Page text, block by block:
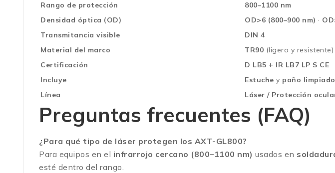
Rango de protección
800–1100 nm
Densidad óptica (OD)
OD>6 (800–900 nm) ·
Transmitancia visible
DIN 4
Material del marco
TR90 (ligero y resistente)
Certificación
D LB5 + IR LB7 LP S CE
Incluye
Estuche y paño
Línea
Láser / Protección
Preguntas frecuentes (FAQ)
¿Para qué tipo de láser protegen los AXT-GL800?
Para equipos en el infrarrojo cercano (800–1100 nm) usados en
esté dentro del rango.